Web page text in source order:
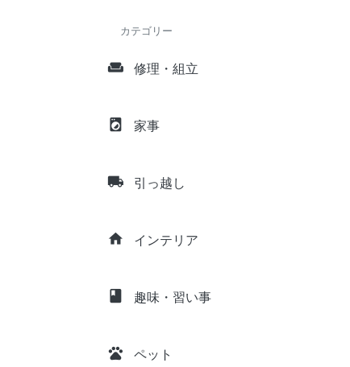
カテゴリー
weekend 修理・組立
local_laundry_service 家事
local_shipping 引っ越し
home インテリア
class 趣味・習い事
pets ペット